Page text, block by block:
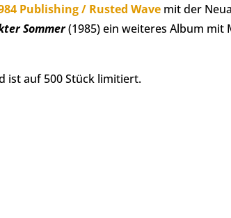
Publishing / Rusted Wavemit der
Sommer(1985) ein weiteres Album mit
ist auf 500 Stück limitiert.